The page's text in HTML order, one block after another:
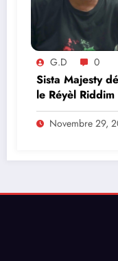
G.D 0
Sista Majesty
le Réyèl
Riddim !
Novembre 29,